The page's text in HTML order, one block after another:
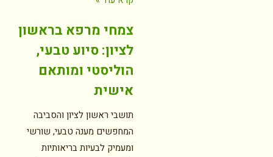
צמחי מרפא בראשון
לציון: סיוע טבעי,
הוליסטי ומותאם
אישית
תושבי ראשון לציון והסביבה
המחפשים מענה טבעי, שורשי
ומעמיק לבעיות בריאותיות